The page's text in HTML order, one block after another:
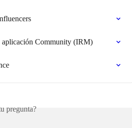
aplicación Community (IRM)
pregunta?